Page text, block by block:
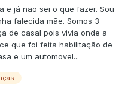
e já não sei o que fazer. Sou
falecida mãe. Somos 3
de casal pois vivia onde a
que foi feita habilitação de
e um automovel...